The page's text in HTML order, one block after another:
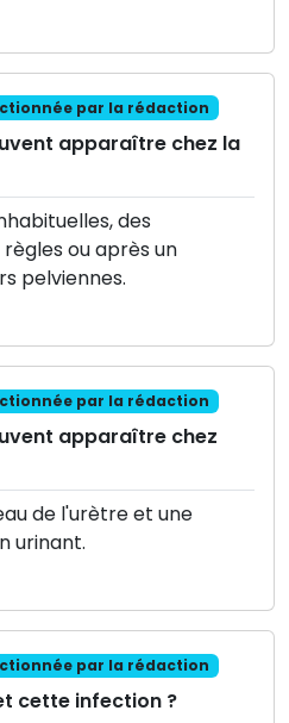
par la rédaction
apparaître chez la
des
ou après un
pelviennes.
par la rédaction
apparaître chez
de l'urètre et une
urinant.
par la rédaction
cette infection ?